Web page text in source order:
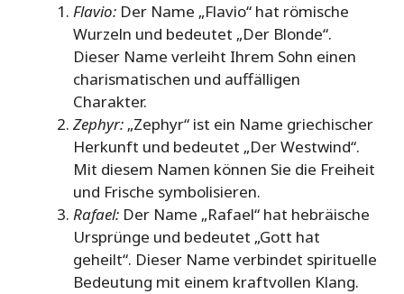
Flavio: Der Name „Flavio“ hat römische
Wurzeln und bedeutet „Der Blonde“.
Dieser Name verleiht Ihrem Sohn einen
charismatischen und auffälligen
Charakter.
Zephyr: „Zephyr“ ist ein Name griechischer
Herkunft und bedeutet „Der Westwind“.
Mit diesem Namen können Sie die Freiheit
und Frische symbolisieren.
Rafael: Der Name „Rafael“ hat hebräische
Ursprünge und bedeutet „Gott hat
geheilt“. Dieser Name verbindet spirituelle
Bedeutung mit einem kraftvollen Klang.